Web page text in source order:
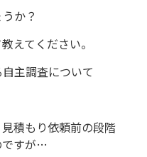
か？
えてください。
主調査について
積もり依頼前の段階
ですが…